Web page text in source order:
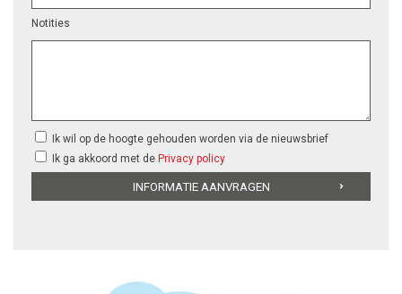
Notities
Ik wil op de hoogte gehouden worden via de nieuwsbrief
Ik ga akkoord met de Privacy policy